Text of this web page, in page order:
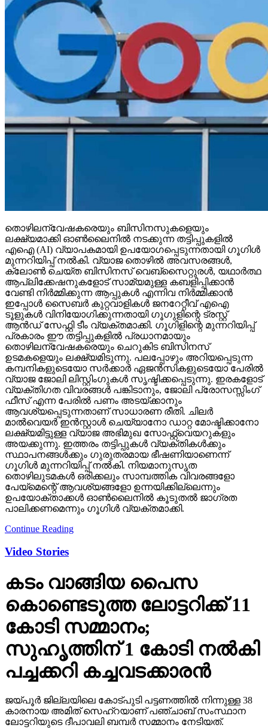
തൊഴിലന്വേഷകരെയും ബിസിനസുകളെയും
ലക്ഷ്യമാക്കി ഓണ്‍ലൈനില്‍ നടക്കുന്ന തട്ടിപ്പുകളില്‍
എഐ (AI) വ്യാപകമായി ഉപയോഗപ്പെടുന്നതായി ഗൂഗിള്‍
മുന്നറിയിപ്പ് നല്‍കി. വ്യാജ തൊഴില്‍ അവസരങ്ങള്‍,
ക്ലോണ്‍ ചെയ്ത ബിസിനസ് വെബ്‌സൈറ്റുരള്‍, യഥാര്‍ത്ഥ
ആപ്ലിക്കേഷനുകളോട് സാമ്യമുള്ള കബളിപ്പിക്കാന്‍
വേണ്ടി നിര്‍മ്മിക്കുന്ന ആപ്പുകള്‍ എന്നിവ നിര്‍മ്മിക്കാന്‍
ഇപ്പോള്‍ സൈബര്‍ കുറ്റവാളികള്‍ ജനറേറ്റീവ് എഐ
ടൂളുകള്‍ വിനിയോഗിക്കുന്നതായി ഗൂഗുളിന്റെ ട്രസ്റ്റ്
ആന്‍ഡ് സേഫ്റ്റി ടീം വ്യക്തമാക്കി. ഗൂഗിളിന്റെ മുന്നറിയിപ്പ്
പ്രകാരം ഈ തട്ടിപ്പുകളില്‍ പ്രധാനമായും
തൊഴിലന്വേഷകരെയും ചെറുകിട ബിസിനസ്
ഉടമകളെയും ലക്ഷ്യമിടുന്നു. പലപ്പോഴും അറിയപ്പെടുന്ന
കമ്പനികളുടെയോ സര്‍ക്കാര്‍ ഏജന്‍സികളുടെയോ പേരില്‍
വ്യാജ ജോലി ലിസ്റ്റിംഗുകള്‍ സൃഷ്ടിക്കപ്പെടുന്നു. ഇരകളോട്
വ്യക്തിഗത വിവരങ്ങള്‍ പങ്കിടാനും, ജോലി പ്രോസസ്സിംഗ്
ഫീസ് എന്ന പേരില്‍ പണം അടയ്ക്കാനും
ആവശ്യപ്പെടുന്നതാണ് സാധാരണ രീതി. ചിലര്‍
മാല്‍വെയര്‍ ഇന്‍സ്റ്റാള്‍ ചെയ്യാനോ ഡാറ്റ മോഷ്ടിക്കാനോ
ലക്ഷ്യമിട്ടുള്ള വ്യാജ അഭിമുഖ സോഫ്റ്റ്‌വെയറുകളും
അയക്കുന്നു. ഇത്തരം തട്ടിപ്പുകള്‍ വ്യക്തികള്‍ക്കും
സ്ഥാപനങ്ങള്‍ക്കും ഗുരുതരമായ ഭീഷണിയാണെന്ന്
ഗൂഗിള്‍ മുന്നറിയിപ്പ് നല്‍കി. നിയമാനുസൃത
തൊഴിലുടമകള്‍ ഒരിക്കലും സാമ്പത്തിക വിവരങ്ങളോ
പേയ്‌മെന്റെ് ആവശ്യങ്ങളോ ഉന്നയിക്കില്ലെന്നും
ഉപയോക്താക്കള്‍ ഓണ്‍ലൈനില്‍ കൂടുതല്‍ ജാഗ്രത
പാലിക്കണമെന്നും ഗൂഗിള്‍ വ്യക്തമാക്കി.
Continue Reading
Video Stories
കടം വാങ്ങിയ പൈസ
കൊണ്ടെടുത്ത ലോട്ടറിക്ക് 11
കോടി സമ്മാനം;
സുഹൃത്തിന് 1 കോടി നല്‍കി
പച്ചക്കറി കച്ചവടക്കാരന്‍
ജയ്പൂര്‍ ജില്ലയിലെ കോട്പുടി പട്ടണത്തില്‍ നിന്നുള്ള 38
കാരനായ അമിത് സെഹ്‌റയാണ് പഞ്ചാബ് സംസ്ഥാന
ലോട്ടറിയുടെ ദീപാവലി ബമ്പര്‍ സമ്മാനം നേടിയത്.